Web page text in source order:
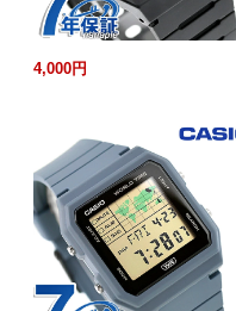
4,000円